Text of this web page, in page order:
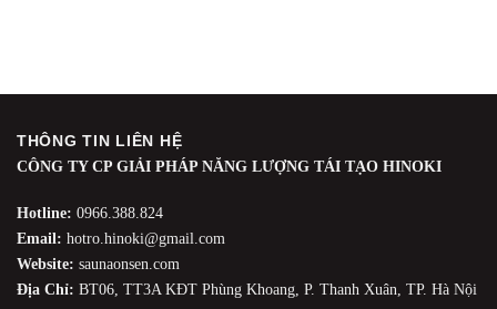
THÔNG TIN LIÊN HỆ
CÔNG TY CP GIẢI PHÁP NĂNG LƯỢNG TÁI TẠO HINOKI
Hotline: 0966.388.824
Email: hotro.hinoki@gmail.com
Website: saunaonsen.com
Địa Chỉ: BT06, TT3A KĐT Phùng Khoang, P. Thanh Xuân, TP. Hà Nội